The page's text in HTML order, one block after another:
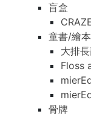
盲盒
童書/繪本
大排
Floss
骨牌